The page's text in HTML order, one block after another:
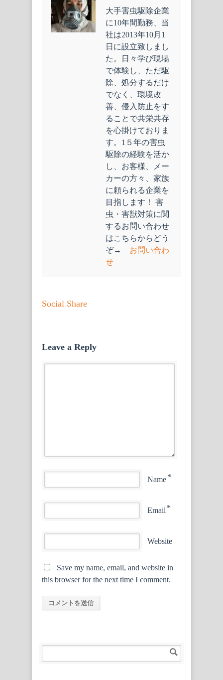
大手害虫駆除企業
に10年間勤務、当
社は2013年10月1
日に設立致しまし
た。日々学び現場
で体験し、ただ駆
除、処分するだけ
でなく、環境改
善、侵入防止をす
ることで共栄共存
を心掛けておりま
す。1５年の害虫
駆除の経験を活か
し、お客様、メー
カーの方々、家族
に頼られる企業を
目指します！ 害
虫・害獣対策に関
するお問い合わせ
はこちらからどう
ぞ→ お問い合わ
せ
Social Share
Leave a Reply
Name*
Email *
Website
Save my name, email, and website in
this browser for the next time I comment.